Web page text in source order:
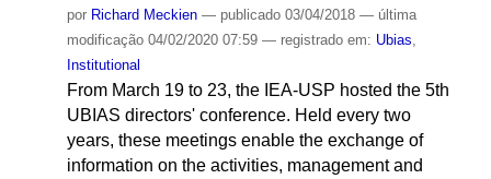
por Richard Meckien — publicado03/04/2018 — última
modificação04/02/2020 07:59 — registrado em: Ubias
Institutional
From March 19 to 23, the IEA-USP hosted the 5th
UBIAS directors' conference. Held every two
years, these meetings enable the exchange of
information on the activities, management and